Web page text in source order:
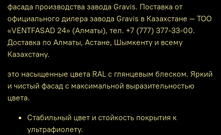
фасада производства завода Gravis. Поставка от
официального дилера завода Gravis в Казахстане — ТОО
«VENTFASAD 24» (Алматы), тел. +7 (777) 377-33-00.
Доставка по Алматы, Астане, Шымкенту и всему
Казахстану.
это насыщенные цвета RAL с глянцевым блеском. Яркий
и чистый фасад с максимальной выразительностью
цвета.
Стабильный цвет и стойкость покрытия к
ультрафиолету.